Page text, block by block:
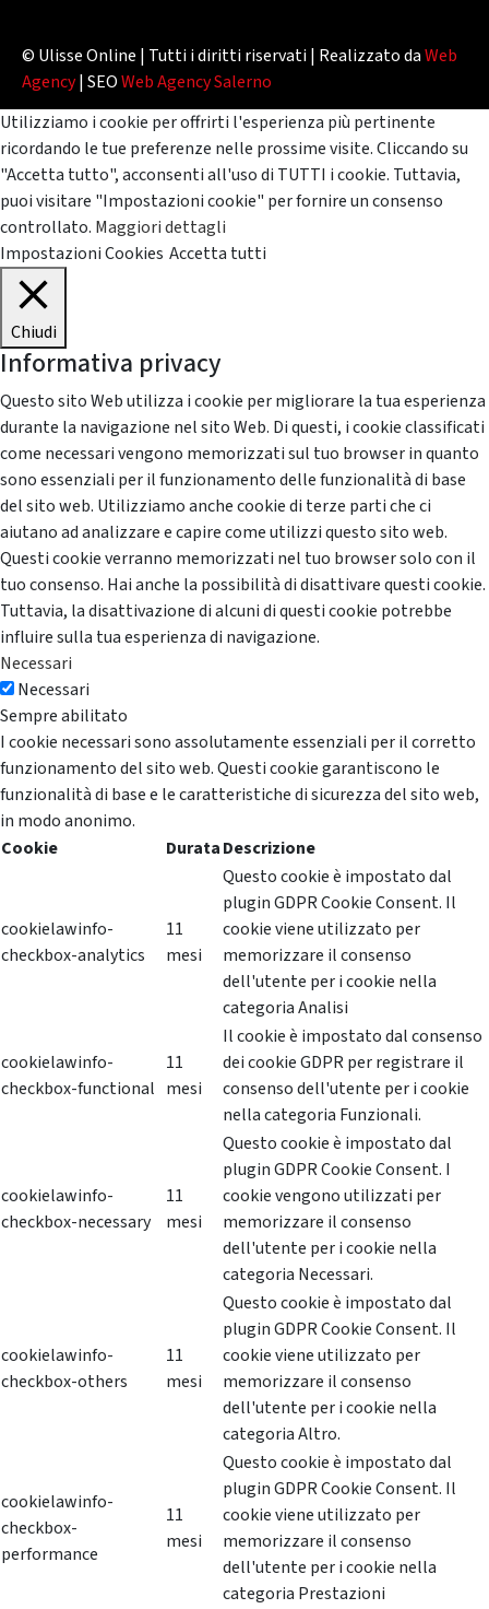
© Ulisse Online | Tutti i diritti riservati | Realizzato daWeb
Agency| SEOWeb Agency Salerno
Utilizziamo i cookie per offrirti l'esperienza più pertinente
ricordando le tue preferenze nelle prossime visite. Cliccando su
"Accetta tutto", acconsenti all'uso di TUTTI i cookie. Tuttavia,
puoi visitare "Impostazioni cookie" per fornire un consenso
controllato. Maggiori dettagli
Impostazioni Cookies Accetta tutti
Chiudi
Informativa privacy
Questo sito Web utilizza i cookie per migliorare la tua esperienza
durante la navigazione nel sito Web. Di questi, i cookie classificati
come necessari vengono memorizzati sul tuo browser in quanto
sono essenziali per il funzionamento delle funzionalità di base
del sito web. Utilizziamo anche cookie di terze parti che ci
aiutano ad analizzare e capire come utilizzi questo sito web.
Questi cookie verranno memorizzati nel tuo browser solo con il
tuo consenso. Hai anche la possibilità di disattivare questi cookie.
Tuttavia, la disattivazione di alcuni di questi cookie potrebbe
influire sulla tua esperienza di navigazione.
Necessari
Necessari
Sempre abilitato
I cookie necessari sono assolutamente essenziali per il corretto
funzionamento del sito web. Questi cookie garantiscono le
funzionalità di base e le caratteristiche di sicurezza del sito web,
in modo anonimo.
Cookie
DurataDescrizione
cookielawinfo-
checkbox-analytics
11
mesi
Questo cookie è impostato dal
plugin GDPR Cookie Consent. Il
cookie viene utilizzato per
memorizzare il consenso
dell'utente per i cookie nella
categoria Analisi
cookielawinfo-
checkbox-functional
11
mesi
Il cookie è impostato dal consenso
dei cookie GDPR per registrare il
consenso dell'utente per i cookie
nella categoria Funzionali.
cookielawinfo-
checkbox-necessary
11
mesi
Questo cookie è impostato dal
plugin GDPR Cookie Consent. I
cookie vengono utilizzati per
memorizzare il consenso
dell'utente per i cookie nella
categoria Necessari.
cookielawinfo-
checkbox-others
11
mesi
Questo cookie è impostato dal
plugin GDPR Cookie Consent. Il
cookie viene utilizzato per
memorizzare il consenso
dell'utente per i cookie nella
categoria Altro.
cookielawinfo-
checkbox-
performance
11
mesi
Questo cookie è impostato dal
plugin GDPR Cookie Consent. Il
cookie viene utilizzato per
memorizzare il consenso
dell'utente per i cookie nella
categoria Prestazioni